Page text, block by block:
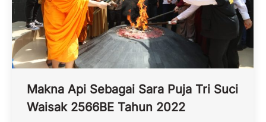
Makna Api Sebagai Sara Puja Tri Suci
Waisak 2566BE Tahun 2022